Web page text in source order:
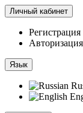
Личный кабинет
Регистрация
Авторизация
Язык